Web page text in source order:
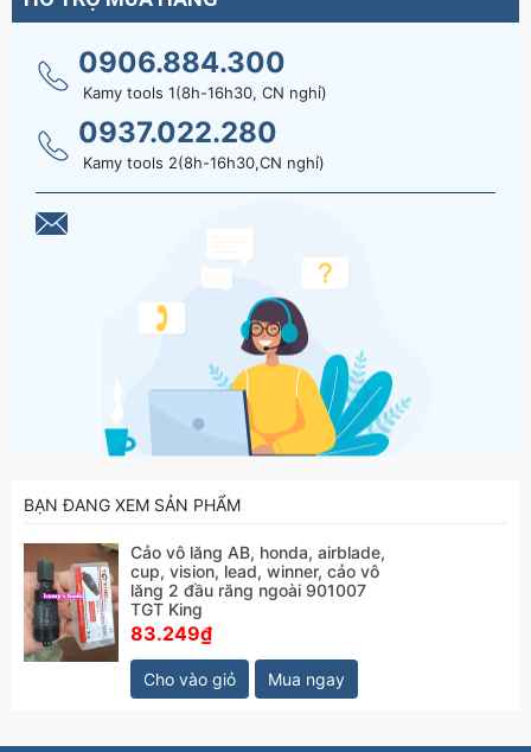
0906.884.300
Kamy tools 1(8h-16h30, CN nghỉ)
0937.022.280
Kamy tools 2(8h-16h30,CN nghỉ)
BẠN ĐANG XEM SẢN PHẨM
Cảo vô lăng AB, honda, airblade,
cup, vision, lead, winner, cảo vô
lăng 2 đầu răng ngoài 901007
TGT King
83.249₫
Cho vào giỏ Mua ngay